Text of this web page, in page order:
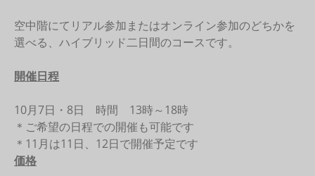
空中階にてリアル参加またはオンライン参加のどちかを
選べる、ハイブリッド二日間のコースです。
開催日程
10月7日・8日 時間 13時～18時
＊ご希望の日程での開催も可能です
＊11月は11日、12日で開催予定です
価格